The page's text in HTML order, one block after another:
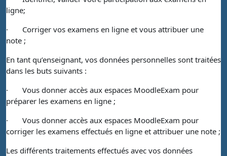
ligne;
·
Corriger vos examens en ligne et vous attribuer une
note ;
En tant qu’enseignant, vos données personnelles sont traitées
dans les buts suivants :
·
Vous donner accès aux espaces MoodleExam pour
préparer les examens en ligne ;
·
Vous donner accès aux espaces MoodleExam pour
corriger les examens effectués en ligne et attribuer une note ;
Les différents traitements effectués avec vos données